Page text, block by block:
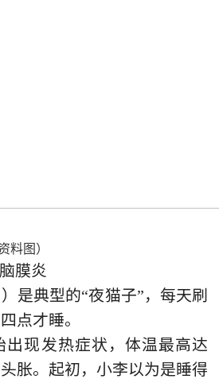
料图）
膜炎
是典型的“夜猫子”，每天刷
点才睡。
出现发热症状，体温最高达
胀。起初，小李以为是睡得